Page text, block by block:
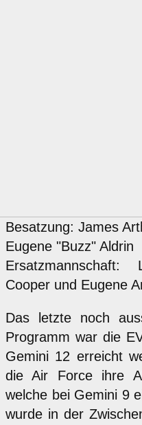
Besatzung: James
Eugene "Buzz" Aldrin
Cooper und Eugene
Das letzte noch
Programm war die
Gemini 12 erreicht
die Air Force ihre
welche bei Gemini 9
wurde in der